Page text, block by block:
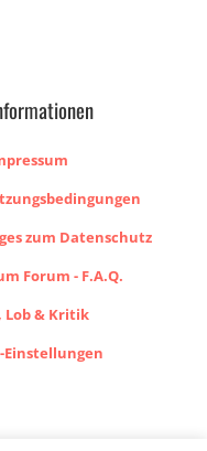
zum Datenschutz
Forum - F.A.Q.
Lob & Kritik
Einstellungen